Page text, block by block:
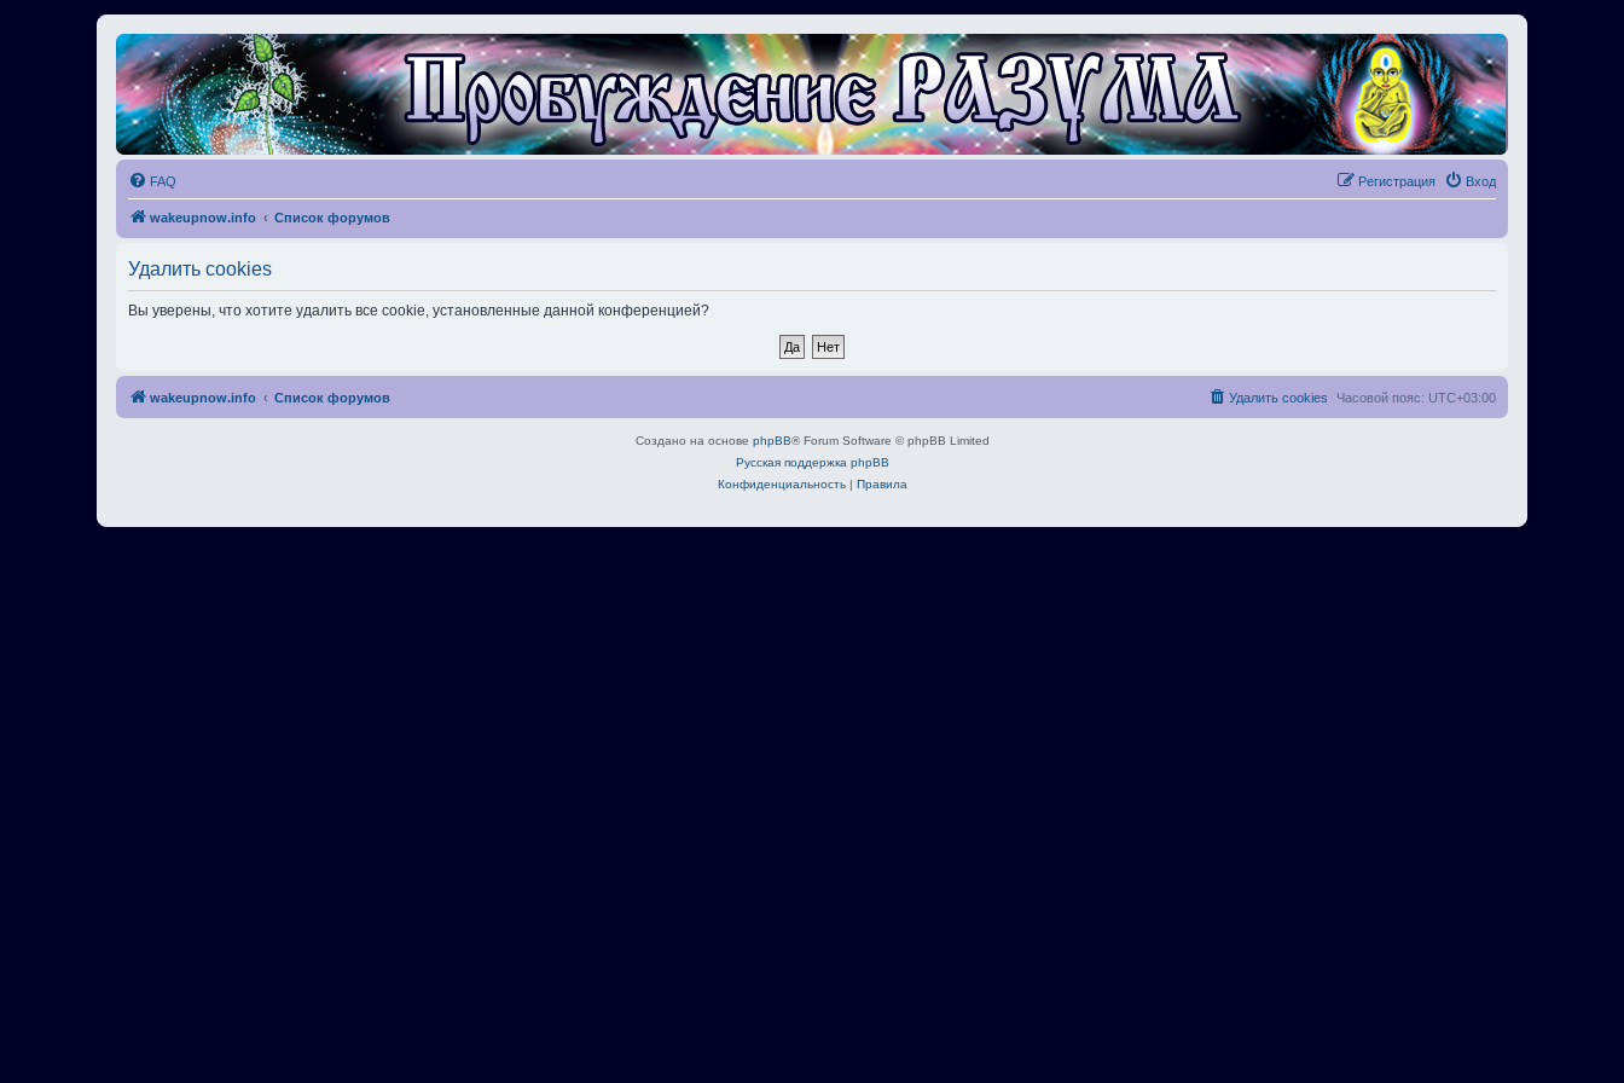
FAQ Вход
Регистрация
wakeupnow.info Список форумов
Удалить cookies
Вы уверены, что хотите удалить все cookie, установленные данной конференцией?
wakeupnow.info Список форумов Часовой пояс: UTC+03:00
Удалить cookies
Создано на основе phpBB® Forum Software © phpBB Limited
Русская поддержка phpBB
Конфиденциальность| Правила